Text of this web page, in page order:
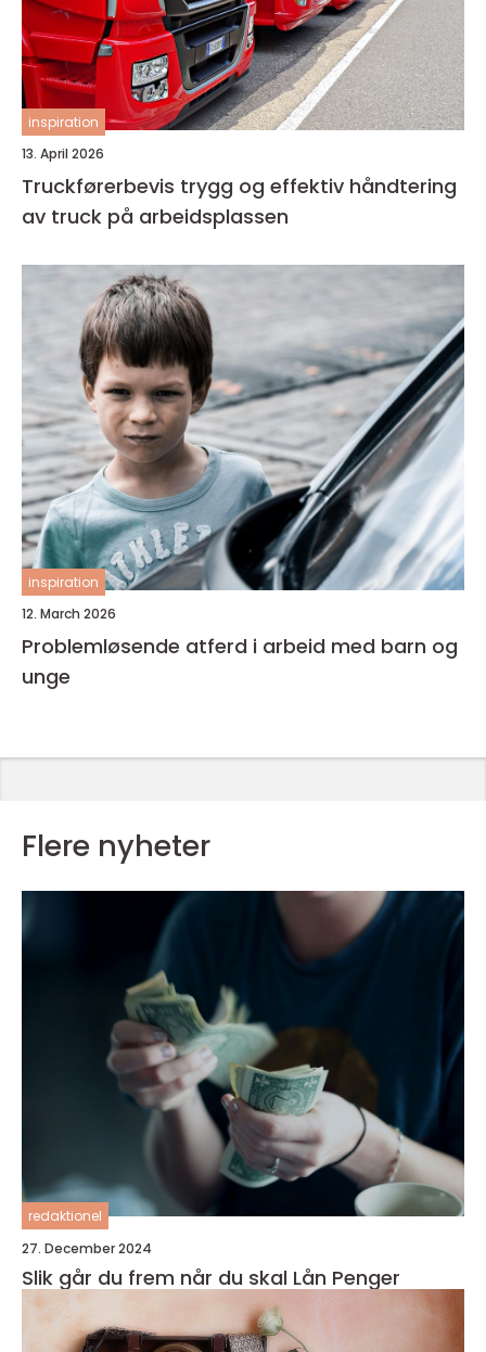
inspiration
13. April 2026
Truckførerbevis trygg og effektiv håndtering
av truck på arbeidsplassen
inspiration
12. March 2026
Problemløsende atferd i arbeid med barn og
unge
Flere nyheter
redaktionel
27. December 2024
Slik går du frem når du skal Lån Penger